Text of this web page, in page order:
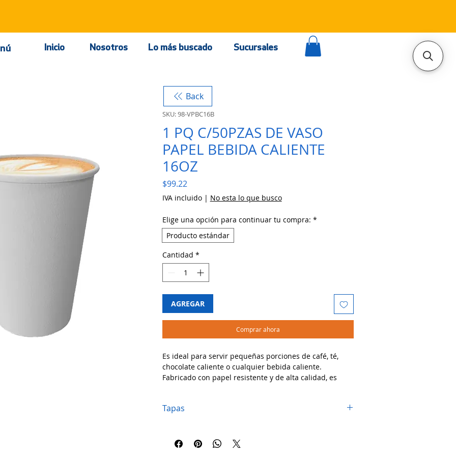
Inicio Nosotros Lo más buscado Sucursales
Back
SKU: 98-VPBC16B
1 PQ C/50PZAS DE VASO
PAPEL BEBIDA CALIENTE
16OZ
$99.22Precio
IVA incluido| No esta lo que busco
Elige una opción para continuar tu compra: *
Producto estándar
Cantidad *
AGREGAR
Comprar ahora
Es ideal para servir pequeñas porciones de café, té,
chocolate caliente o cualquier bebida caliente.
Fabricado con papel resistente y de alta calidad, es
bebidas calientes.
Tapas
30-TLP316